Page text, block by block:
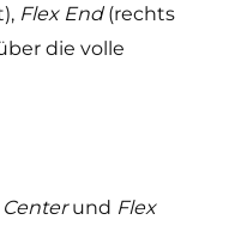
Flex End(rechts
die volle
Centerund Flex